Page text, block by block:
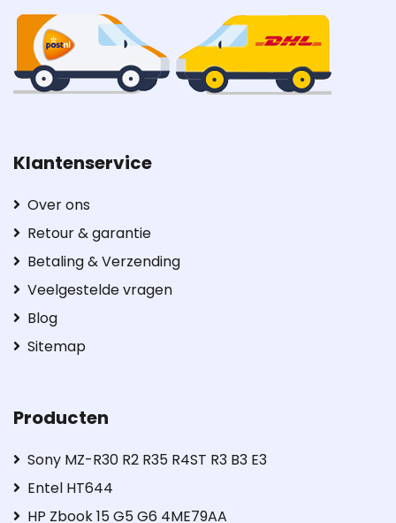
Klantenservice
Over ons
Retour & garantie
Betaling & Verzending
Veelgestelde vragen
Blog
Sitemap
Producten
Sony MZ-R30 R2 R35 R4ST R3 B3 E3
Entel HT644
HP Zbook 15 G5 G6 4ME79AA